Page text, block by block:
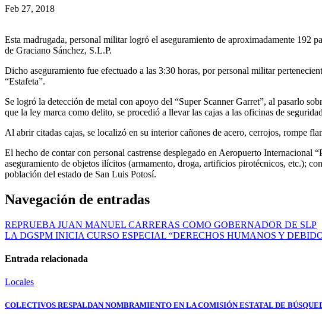
Feb 27, 2018
Esta madrugada, personal militar logró el aseguramiento de aproximadamente 192
de Graciano Sánchez, S.L.P.
Dicho aseguramiento fue efectuado a las 3:30 horas, por personal militar
“Estafeta”.
Se logró la detección de metal con apoyo del “Super Scanner Garret”, al pasarlo
que la ley marca como delito, se procedió a llevar las cajas a las oficinas de
Al abrir citadas cajas, se localizó en su interior cañones de acero, cerrojos, rompe
El hecho de contar con personal castrense desplegado en Aeropuerto Internacional
aseguramiento de objetos ilícitos (armamento, droga, artificios pirotécnicos, etc.);
población del estado de San Luis Potosí.
Navegación de entradas
REPRUEBA JUAN MANUEL CARRERAS COMO GOBERNADOR DE SLP
LA DGSPM INICIA CURSO ESPECIAL “DERECHOS HUMANOS Y
Entrada relacionada
Locales
COLECTIVOS RESPALDAN NOMBRAMIENTO EN LA COMISIÓN ESTATAL DE